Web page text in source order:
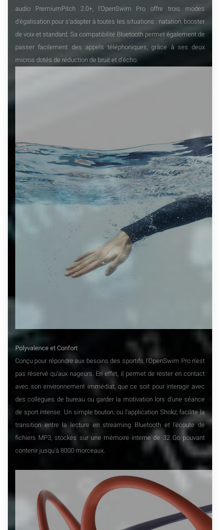
audio PremiumPitch 2.0+, l'OpenSwim Pro offre trois modes
d'égalisation pour s'adapter à toutes les situations : natation, booster
de voix et standard. Sa compatibilité Bluetooth permet également de
passer facilement des appels téléphoniques, grâce à ses deux
micros dotés de réduction de bruit et d'écho.
Polyvalence et Confort
Conçu pour répondre aux besoins des sportifs, l'OpenSwim Pro n'est
pas réservé qu'aux nageurs. En effet, il permet de rester en contact
avec son environnement immédiat, que ce soit pour interagir avec
des collègues de bureau ou garder la motivation lors d'une séance
de sport intense. Un simple bouton, ou l'application Shokz, facilite la
transition entre la lecture en streaming Bluetooth et l'écoute de
fichiers MP3, stockés sur une mémoire interne de 32 Go pouvant
contenir jusqu'à 8000 morceaux.